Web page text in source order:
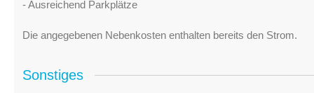
- Ausreichend Parkplätze
Die angegebenen Nebenkosten enthalten bereits den Strom.
Sonstiges